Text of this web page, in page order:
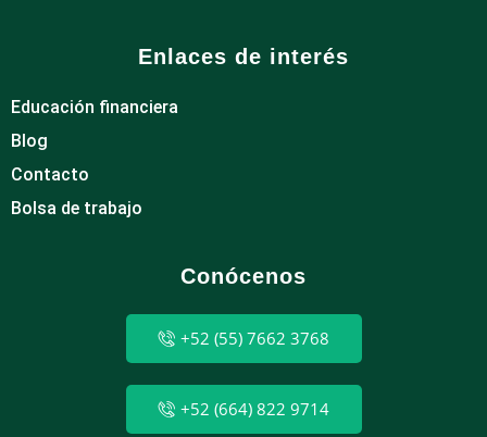
Enlaces de interés
Educación financiera
Blog
Contacto
Bolsa de trabajo
Conócenos
+52 (55) 7662 3768
+52 (664) 822 9714